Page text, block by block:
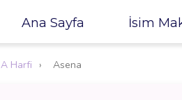
Ana Sayfa İsim
A Harfi › Asena